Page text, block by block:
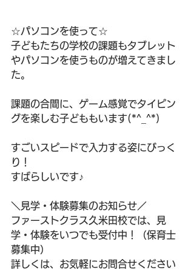
☆パソコンを使って☆
子どもたちの学校の課題もタブレット
やパソコンを使うものが増えてきまし
た。
課題の合間に、ゲーム感覚でタイピン
グを楽しむ子どももいます(*^_^*)
すごいスピードで入力する姿にびっく
り！
すばらしいです♪
＼見学・体験募集のお知らせ／
ファーストクラス久米田校では、見
学・体験をいつでも受付中！（保育士
募集中）
詳しくは、お気軽にお問合せください